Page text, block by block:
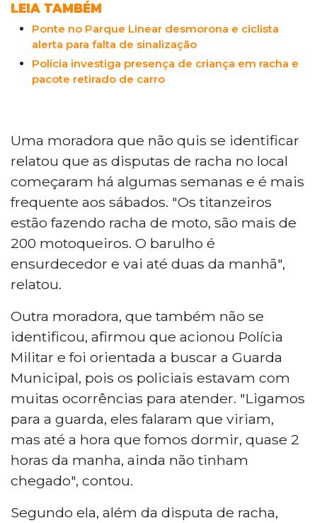
LEIA TAMBÉM
Ponte no Parque Linear desmorona e ciclista
alerta para falta de sinalização
Polícia investiga presença de criança em racha e
pacote retirado de carro
Uma moradora que não quis se identificar
relatou que as disputas de racha no local
começaram há algumas semanas e é mais
frequente aos sábados. "Os titanzeiros
estão fazendo racha de moto, são mais de
200 motoqueiros. O barulho é
ensurdecedor e vai até duas da manhã",
relatou.
Outra moradora, que também não se
identificou, afirmou que acionou Polícia
Militar e foi orientada a buscar a Guarda
Municipal, pois os policiais estavam com
muitas ocorrências para atender. "Ligamos
para a guarda, eles falaram que viriam,
mas até a hora que fomos dormir, quase 2
horas da manha, ainda não tinham
chegado", contou.
Segundo ela, além da disputa de racha,